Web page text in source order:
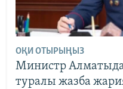
ОҚИ ОТЫРЫҢЫЗ
Министр
туралы жазба